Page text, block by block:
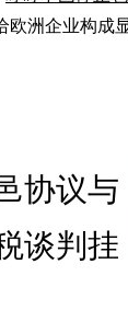
欧洲企业构成
协议与
谈判挂